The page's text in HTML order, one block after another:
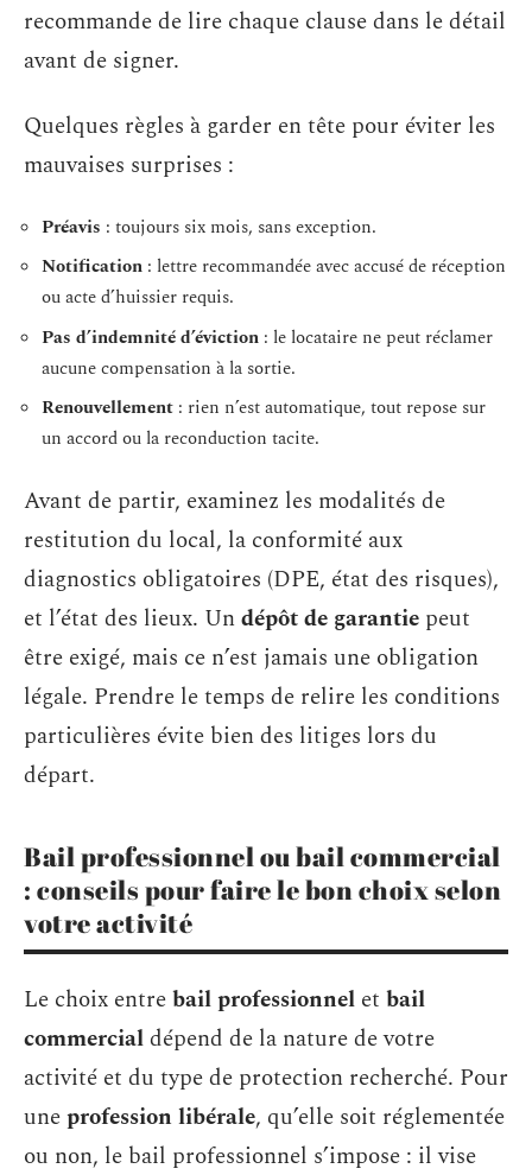
recommande de lire chaque clause dans le détail
avant de signer.
Quelques règles à garder en tête pour éviter les
mauvaises surprises :
Préavis : toujours six mois, sans exception.
Notification : lettre recommandée avec accusé de réception
ou acte d’huissier requis.
Pas d’indemnité d’éviction : le locataire ne peut réclamer
aucune compensation à la sortie.
Renouvellement : rien n’est automatique, tout repose sur
un accord ou la reconduction tacite.
Avant de partir, examinez les modalités de
restitution du local, la conformité aux
diagnostics obligatoires (DPE, état des risques),
et l’état des lieux. Undépôt de garantie peut
être exigé, mais ce n’est jamais une obligation
légale. Prendre le temps de relire les conditions
particulières évite bien des litiges lors du
départ.
Bail professionnel ou bail commercial
: conseils pour faire le bon choix selon
votre activité
Le choix entrebail professionnel et bail
commercialdépend de la nature de votre
activité et du type de protection recherché. Pour
uneprofession libérale, qu’elle soit réglementée
ou non, le bail professionnel s’impose : il vise